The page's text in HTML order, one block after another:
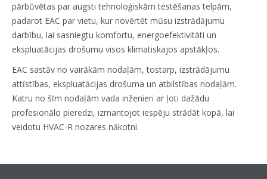
pārbūvētas par augsti tehnoloģiskām testēšanas telpām,
padarot EAC par vietu, kur novērtēt mūsu izstrādājumu
darbību, lai sasniegtu komfortu, energoefektivitāti un
ekspluatācijas drošumu visos klimatiskajos apstākļos.
EAC sastāv no vairākām nodaļām, tostarp, izstrādājumu
attīstības, ekspluatācijas drošuma un atbilstības nodaļām.
Katru no šīm nodaļām vada inženieri ar ļoti dažādu
profesionālo pieredzi, izmantojot iespēju strādāt kopā, lai
veidotu HVAC-R nozares nākotni.